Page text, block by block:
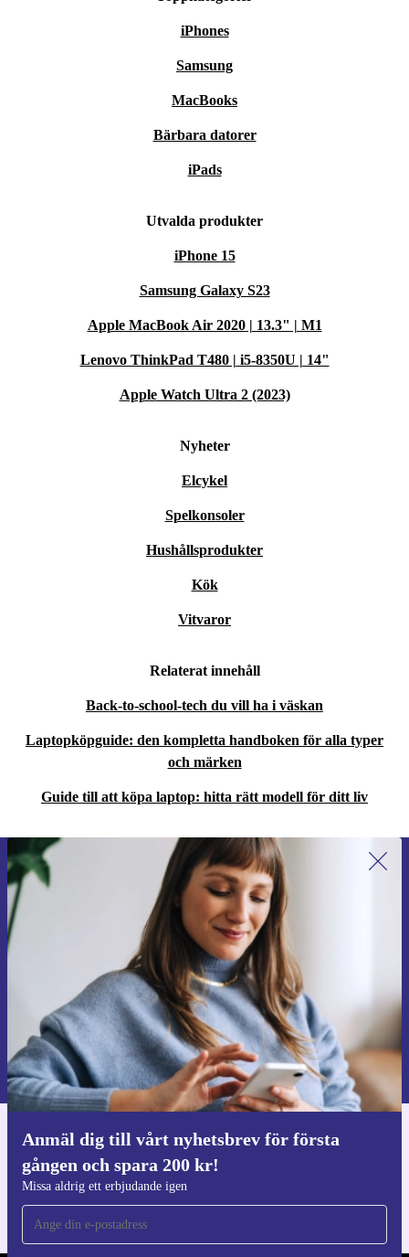
iPhones
Samsung
MacBooks
Bärbara datorer
iPads
Utvalda produkter
iPhone 15
Samsung Galaxy S23
Apple MacBook Air 2020 | 13.3" | M1
Lenovo ThinkPad T480 | i5-8350U | 14"
Apple Watch Ultra 2 (2023)
Nyheter
Elcykel
Spelkonsoler
Hushållsprodukter
Kök
Vitvaror
Relaterat innehåll
Back-to-school-tech du vill ha i väskan
Laptopköpguide: den kompletta handboken för alla typer
och märken
Guide till att köpa laptop: hitta rätt modell för ditt liv
Anmäl dig till vårt nyhetsbrev för första
gången och spara 200 kr!
Missa aldrig ett erbjudande igen
Anmäl dig till vårt nyhetsbrev för
första gången och spara 200 kr!
Missa aldrig ett erbjudande igen.
Begär kupong
Information om användningen av personuppgifter finns i vår
Integritetspolicy
Ladda ner refurbed appen
För iOS och Android